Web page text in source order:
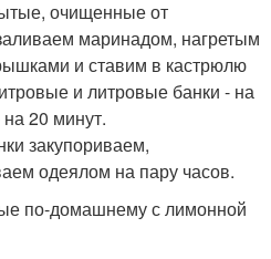
очищенные от
маринадом, нагретым
и ставим в кастрюлю
и литровые банки - на
20 минут.
закупориваем,
одеялом на пару часов.
по-домашнему с лимонной